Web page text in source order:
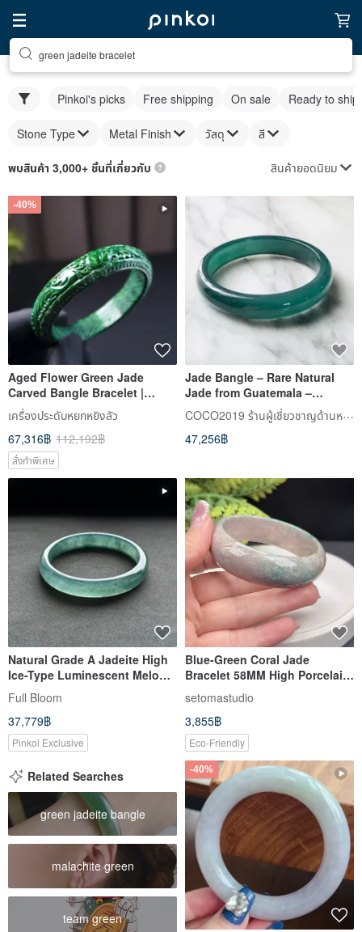
green jadeite bracelet
Pinkoi's picks Free shipping On sale Ready to ship
Stone Type Metal Finish วัสดุ สี
พบสินค้า 3,000+ ชิ้นที่เกี่ยวกับ สินค้ายอดนิยม
-40%
Aged Flower Green Jade
Carved Bangle Bracelet |
Circumference 19 | Natural
Burmese Jadeite Grade A |
Gift Idea
เครื่องประดับหยกหยิงลัว
67,316฿ 112,192฿
สั่งทำพิเศษ
Jade Bangle – Rare Natural
Jade from Guatemala –
57.9mm
COCO2019 ร้านผู้เชี่ยวชาญด้านหยก
47,256฿
Natural Grade A Jadeite High
Ice-Type Luminescent Melon-
Seed/Guatemalan Jadeite
"Lan Shui" Bracelet, Round
Size 58
Full Bloom
37,779฿
Pinkoi Exclusive
Blue-Green Coral Jade
Bracelet 58MM High Porcelain
Jadeite Lemon Slice Phoenix
Tail Pattern Spiritual Good
Luck Auspicious Wealth
setomastudio
3,855฿
Eco-Friendly
Related Searches
green jadeite bangle
malachite green
team green
-40%